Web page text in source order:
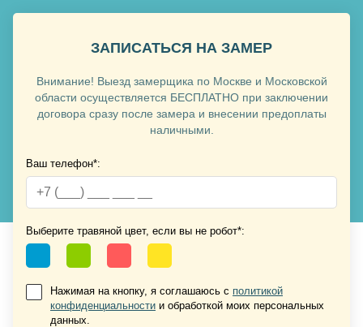
Хочу такую
Хочу такую
Хочу такую
ЗАПИСАТЬСЯ НА ЗАМЕР
Внимание! Выезд замерщика по Москве и Московской
области осуществляется БЕСПЛАТНО при заключении
договора сразу после замера и внесении предоплаты
наличными.
Ваш телефон*:
Выберите травяной цвет, если вы не робот*:
Нажимая на кнопку, я соглашаюсь с политикой
конфиденциальности и обработкой моих персональных
данных.